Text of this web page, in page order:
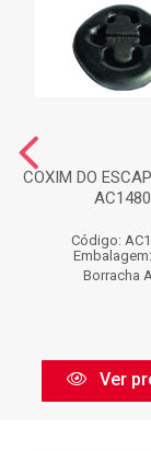
COXIM DO
AC1480
Código:
Borracha
Ver